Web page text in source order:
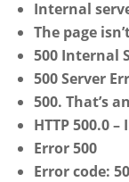
Internal
The page
500 Internal
500 Server
500. That’s
HTTP 500.0
Error 500
Error code: